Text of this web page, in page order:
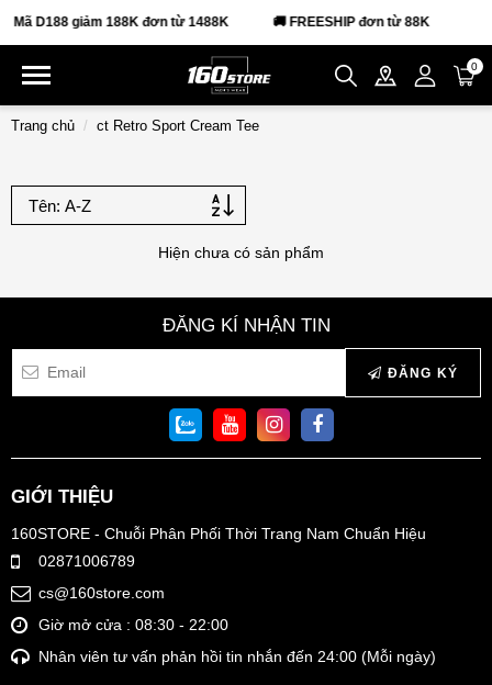
Mã D188 giảm 188K đơn từ 1488K 🚚 FREESHIP đơn từ 88K
0
Trang chủ ct Retro Sport Cream Tee
Hiện chưa có sản phẩm
ĐĂNG KÍ NHẬN TIN
ĐĂNG KÝ
GIỚI THIỆU
160STORE - Chuỗi Phân Phối Thời Trang Nam Chuẩn Hiệu
02871006789
cs@160store.com
Giờ mở cửa : 08:30 - 22:00
Nhân viên tư vấn phản hồi tin nhắn đến 24:00 (Mỗi ngày)